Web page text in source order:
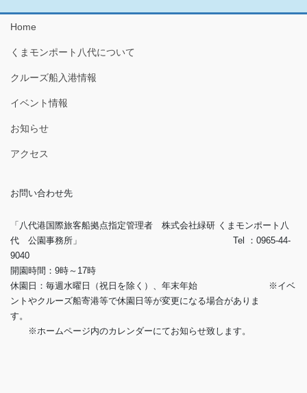
Home
くまモンポート八代について
クルーズ船入港情報
イベント情報
お知らせ
アクセス
お問い合わせ先
「八代港国際旅客船拠点指定管理者 株式会社緑研 くまモンポート八
代 公園事務所」 Tel ：0965-44-
9040
開園時間：9時～17時
休園日：毎週水曜日（祝日を除く）、年末年始 ※イベ
ントやクルーズ船寄港等で休園日等が変更になる場合がありま
す。
※ホームページ内のカレンダーにてお知らせ致します。